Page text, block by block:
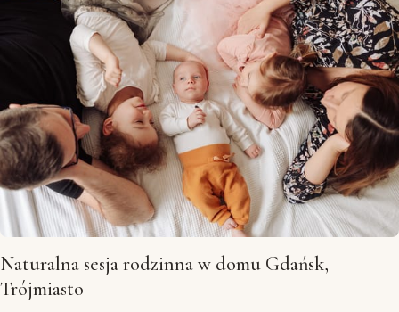
Naturalna sesja rodzinna w domu Gdańsk,
Trójmiasto